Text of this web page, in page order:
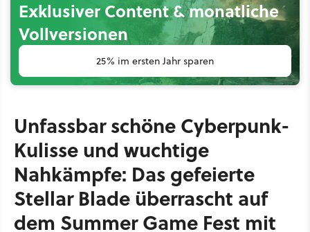
Exklusiver Content & monatliche
Vollversionen
25% im ersten Jahr sparen
Unfassbar schöne Cyberpunk-
Kulisse und wuchtige
Nahkämpfe: Das gefeierte
Stellar Blade überrascht auf
dem Summer Game Fest mit